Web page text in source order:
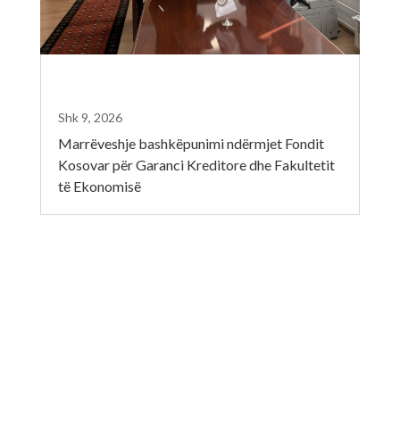
Marrëveshje bashkëpunimi ndërmjet Fondit
Kosovar për Garanci Kreditore dhe Fakultetit
të Ekonomisë
Shk 9, 2026